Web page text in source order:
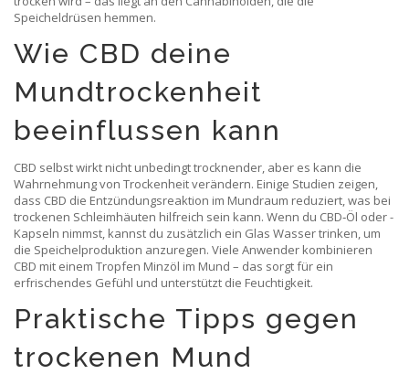
Speicheldrüsen hemmen.
Wie CBD deine
Mundtrockenheit
beeinflussen kann
CBD selbst wirkt nicht unbedingt trocknender, aber es kann die
Wahrnehmung von Trockenheit verändern. Einige Studien zeigen,
dass CBD die Entzündungsreaktion im Mundraum reduziert, was bei
trockenen Schleimhäuten hilfreich sein kann. Wenn du CBD‑Öl oder -
Kapseln nimmst, kannst du zusätzlich ein Glas Wasser trinken, um
die Speichelproduktion anzuregen. Viele Anwender kombinieren
CBD mit einem Tropfen Minzöl im Mund – das sorgt für ein
erfrischendes Gefühl und unterstützt die Feuchtigkeit.
Praktische Tipps gegen
trockenen Mund